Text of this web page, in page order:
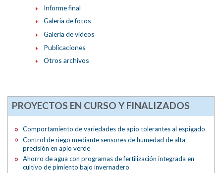
Informe final
Galería de fotos
Galería de vídeos
Publicaciones
Otros archivos
PROYECTOS EN CURSO Y FINALIZADOS
Comportamiento de variedades de apio tolerantes al espigado
Control de riego mediante sensores de humedad de alta
precisión en apio verde
Ahorro de agua con programas de fertilización integrada en
cultivo de pimiento bajo invernadero